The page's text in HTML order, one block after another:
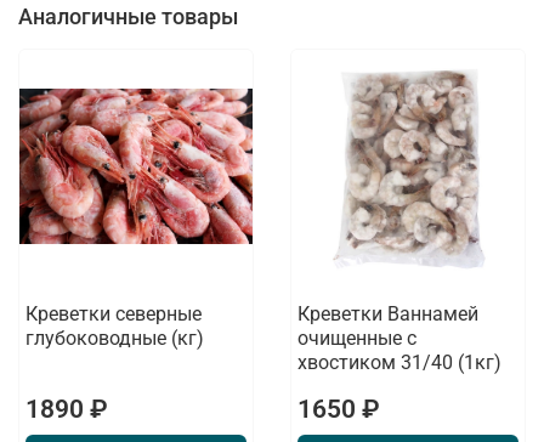
Аналогичные товары
Креветки северные
глубоководные (кг)
1890 ₽
Креветки Ваннамей
очищенные с
хвостиком 31/40 (1кг)
1650 ₽